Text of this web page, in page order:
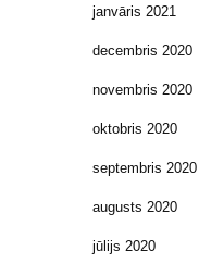
janvāris 2021
decembris 2020
novembris 2020
oktobris 2020
septembris 2020
augusts 2020
jūlijs 2020